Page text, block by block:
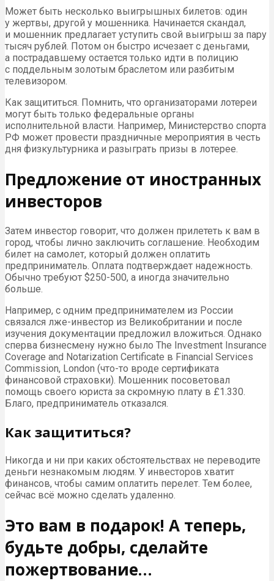
Может быть несколько выигрышных билетов: один
у жертвы, другой у мошенника. Начинается скандал,
и мошенник предлагает уступить свой выигрыш за пару
тысяч рублей. Потом он быстро исчезает с деньгами,
а пострадавшему остается только идти в полицию
с поддельным золотым браслетом или разбитым
телевизором.
Как защититься. Помнить, что организаторами лотереи
могут быть только федеральные органы
исполнительной власти. Например, Министерство спорта
РФ может провести праздничные мероприятия в честь
дня физкультурника и разыграть призы в лотерее.
Предложение от иностранных
инвесторов
Затем инвестор говорит, что должен прилететь к вам в
город, чтобы лично заключить соглашение. Необходим
билет на самолет, который должен оплатить
предприниматель. Оплата подтверждает надежность.
Обычно требуют $250-500, а иногда значительно
больше.
Например, с одним предпринимателем из России
связался лже-инвестор из Великобритании и после
изучения документации предложил вложиться. Однако
сперва бизнесмену нужно было The Investment Insurance
Coverage and Notarization Certificate в Financial Services
Commission, London (что-то вроде сертификата
финансовой страховки). Мошенник посоветовал
помощь своего юриста за скромную плату в £1.330.
Благо, предприниматель отказался.
Как защититься?
Никогда и ни при каких обстоятельствах не переводите
деньги незнакомым людям. У инвесторов хватит
финансов, чтобы самим оплатить перелет. Тем более,
сейчас всё можно сделать удаленно.
Это вам в подарок! А теперь,
будьте добры, сделайте
пожертвование…